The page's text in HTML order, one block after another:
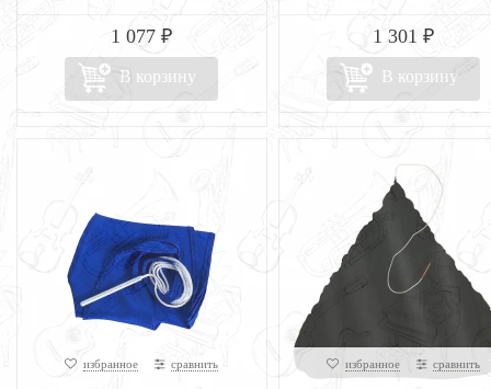
1 077 ₽
В корзину
1 301 ₽
В корзину
избранное сравнить избранное сравнить